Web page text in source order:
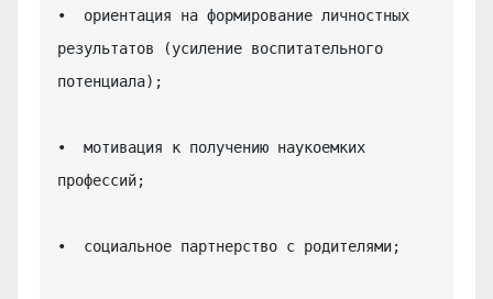
•  ориентация на формирование личностных
результатов (усиление воспитательного
потенциала);
•  мотивация к получению наукоемких
профессий;
•  социальное партнерство с родителями;